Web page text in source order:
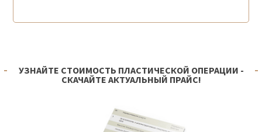
УЗНАЙТЕ СТОИМОСТЬ ПЛАСТИЧЕСКОЙ ОПЕРАЦИИ -
СКАЧАЙТЕ АКТУАЛЬНЫЙ ПРАЙС!